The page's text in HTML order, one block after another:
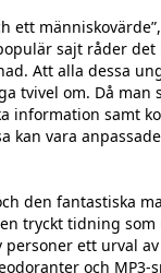
ett
sajt råder
Att alla dessa
tvivel om. Då man
information samt
kan vara
den fantastiska
tryckt tidning
ett urval
och MP3-